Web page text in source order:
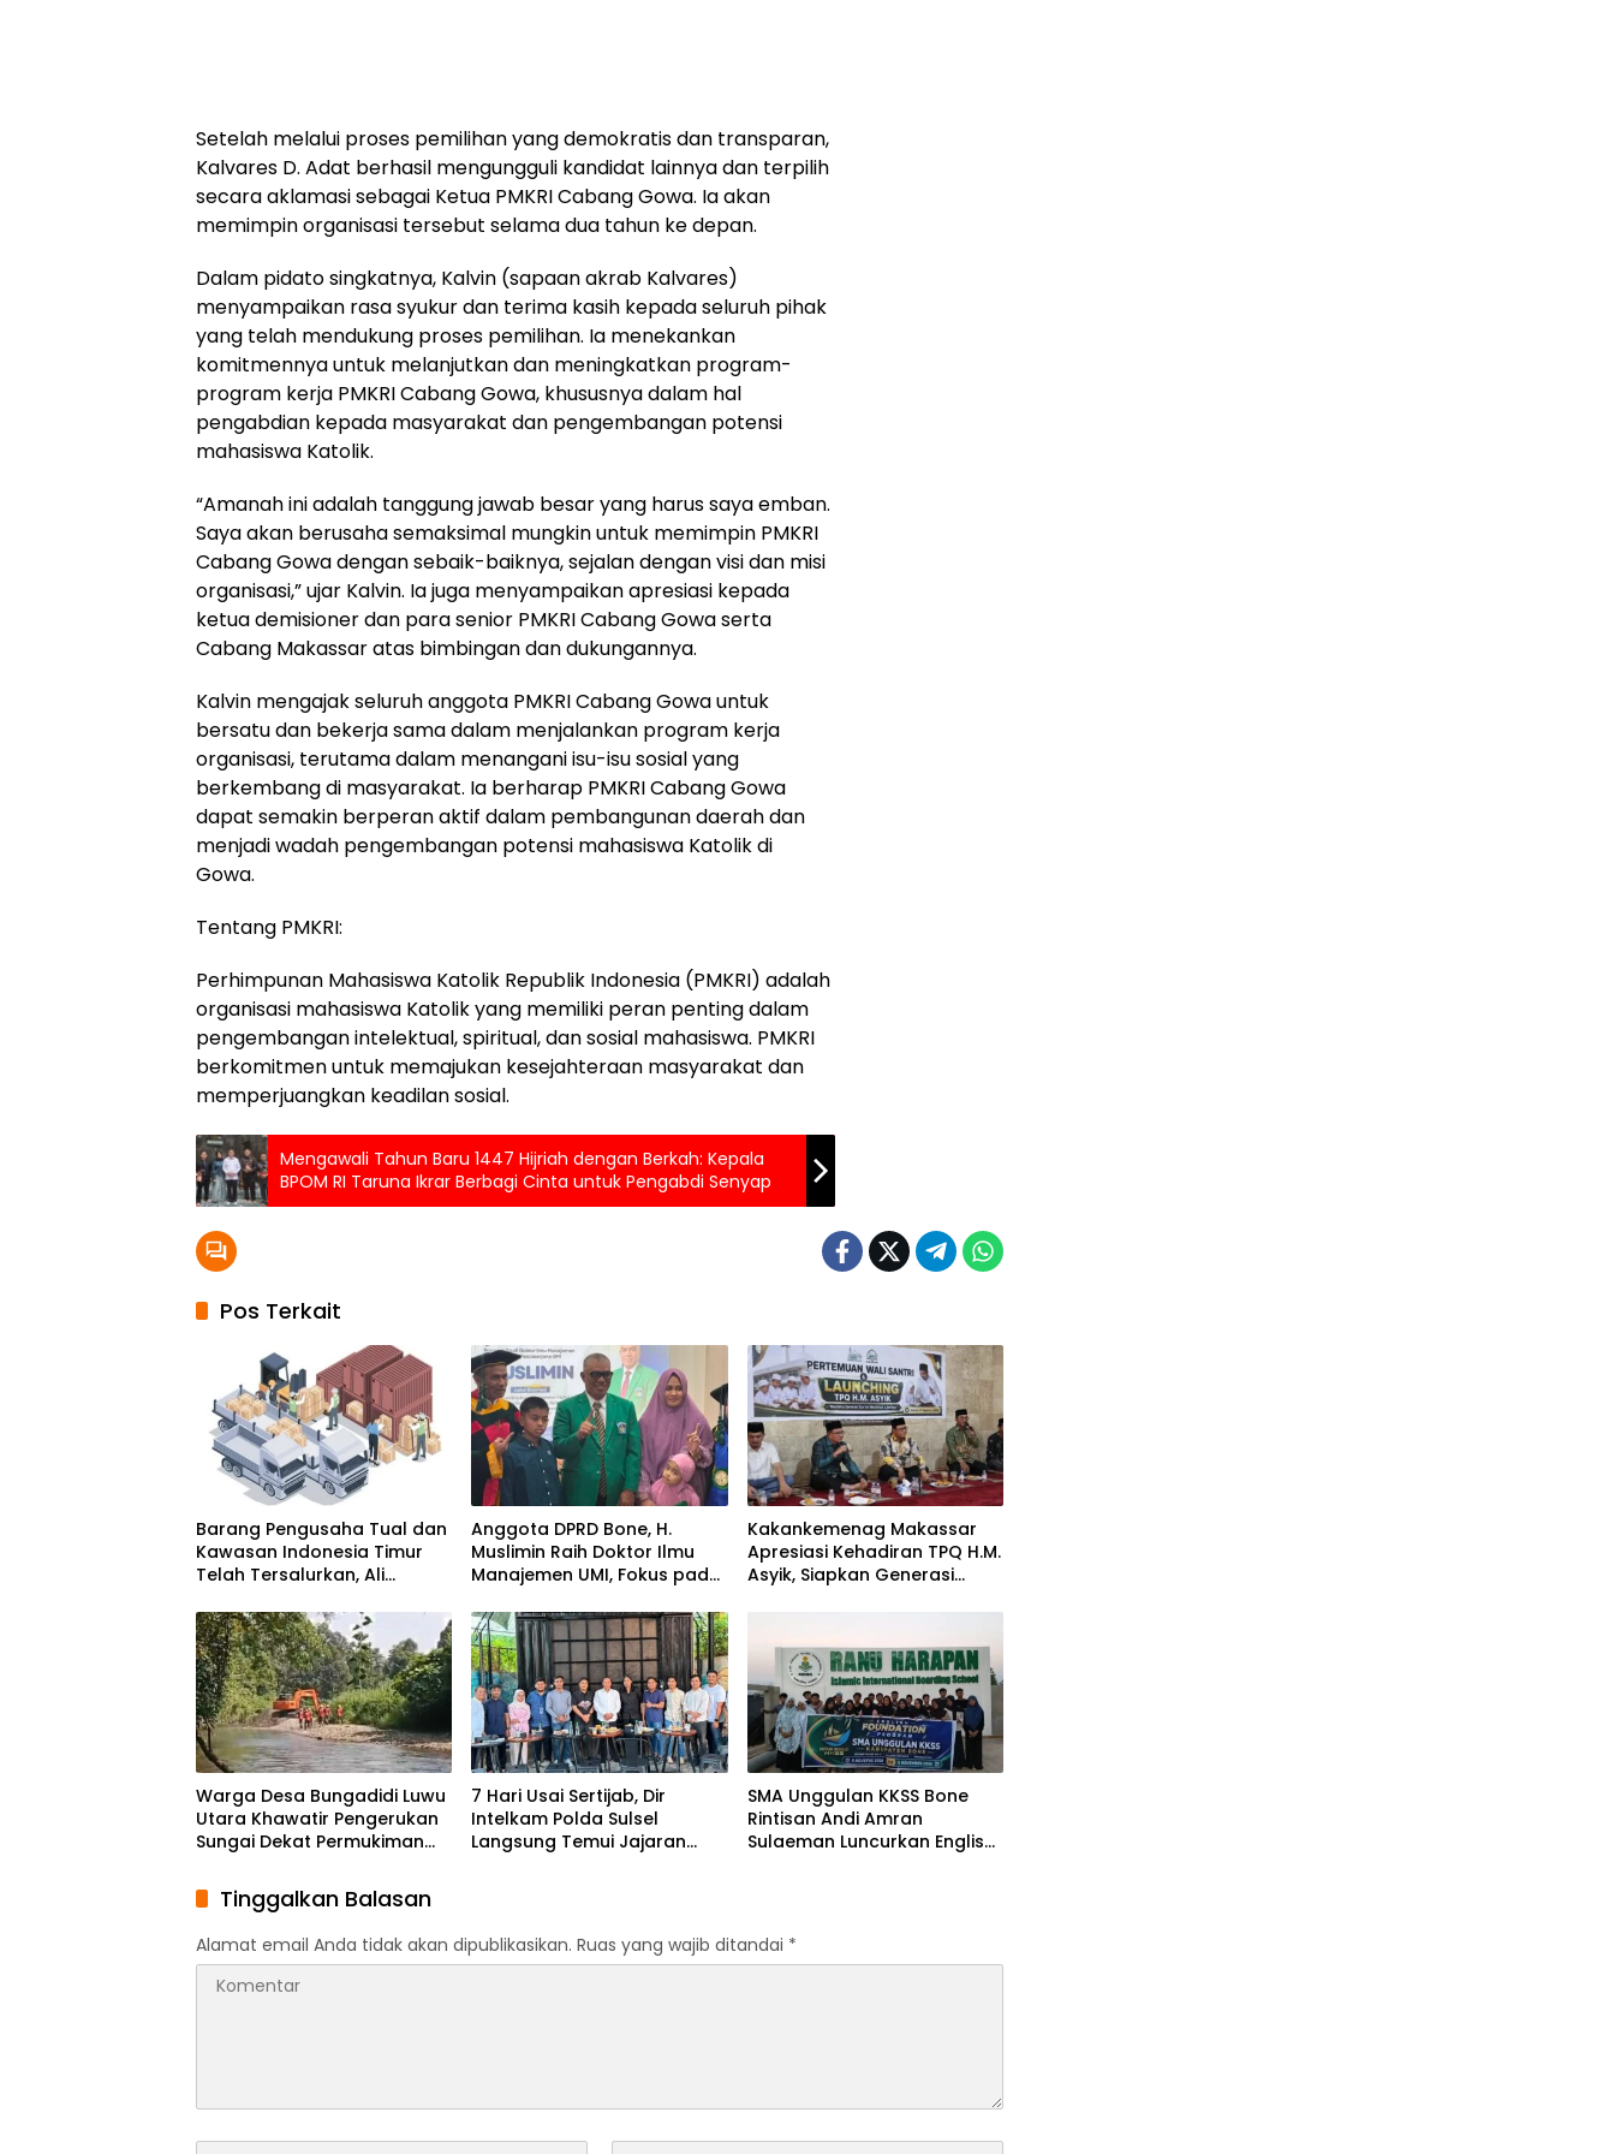
Setelah melalui proses pemilihan yang demokratis dan transparan,
Kalvares D. Adat berhasil mengungguli kandidat lainnya dan terpilih
secara aklamasi sebagai Ketua PMKRI Cabang Gowa. Ia akan
memimpin organisasi tersebut selama dua tahun ke depan.
Dalam pidato singkatnya, Kalvin (sapaan akrab Kalvares)
menyampaikan rasa syukur dan terima kasih kepada seluruh pihak
yang telah mendukung proses pemilihan. Ia menekankan
komitmennya untuk melanjutkan dan meningkatkan program-
program kerja PMKRI Cabang Gowa, khususnya dalam hal
pengabdian kepada masyarakat dan pengembangan potensi
mahasiswa Katolik.
“Amanah ini adalah tanggung jawab besar yang harus saya emban.
Saya akan berusaha semaksimal mungkin untuk memimpin PMKRI
Cabang Gowa dengan sebaik-baiknya, sejalan dengan visi dan misi
organisasi,” ujar Kalvin. Ia juga menyampaikan apresiasi kepada
ketua demisioner dan para senior PMKRI Cabang Gowa serta
Cabang Makassar atas bimbingan dan dukungannya.
Kalvin mengajak seluruh anggota PMKRI Cabang Gowa untuk
bersatu dan bekerja sama dalam menjalankan program kerja
organisasi, terutama dalam menangani isu-isu sosial yang
berkembang di masyarakat. Ia berharap PMKRI Cabang Gowa
dapat semakin berperan aktif dalam pembangunan daerah dan
menjadi wadah pengembangan potensi mahasiswa Katolik di
Gowa.
Tentang PMKRI:
Perhimpunan Mahasiswa Katolik Republik Indonesia (PMKRI) adalah
organisasi mahasiswa Katolik yang memiliki peran penting dalam
pengembangan intelektual, spiritual, dan sosial mahasiswa. PMKRI
berkomitmen untuk memajukan kesejahteraan masyarakat dan
memperjuangkan keadilan sosial.
Mengawali Tahun Baru 1447 Hijriah dengan Berkah: Kepala
BPOM RI Taruna Ikrar Berbagi Cinta untuk Pengabdi Senyap
Pos Terkait
Barang Pengusaha Tual dan
Kawasan Indonesia Timur
Telah Tersalurkan, Ali
Penyelesaian PT Afid Logistik
dan PT Tanto Intim Line
Anggota DPRD Bone, H.
Muslimin Raih Doktor Ilmu
Manajemen UMI, Fokus pada
Kakankemenag Makassar
Apresiasi Kehadiran TPQ H.M.
Asyik, Siapkan Generasi
Warga Desa Bungadidi Luwu
Utara Khawatir Pengerukan
Sungai Dekat Permukiman
7 Hari Usai Sertijab, Dir
Intelkam Polda Sulsel
Langsung Temui Jajaran
SMA Unggulan KKSS Bone
Rintisan Andi Amran
Sulaeman Luncurkan English
Tinggalkan Balasan
Alamat email Anda tidak akan dipublikasikan. Ruas yang wajib ditandai *